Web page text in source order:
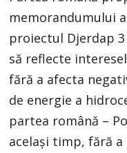
memorandumului
proiectul Djerdap
să reflecte
fără a afecta
de energie a
partea română –
același timp, fără